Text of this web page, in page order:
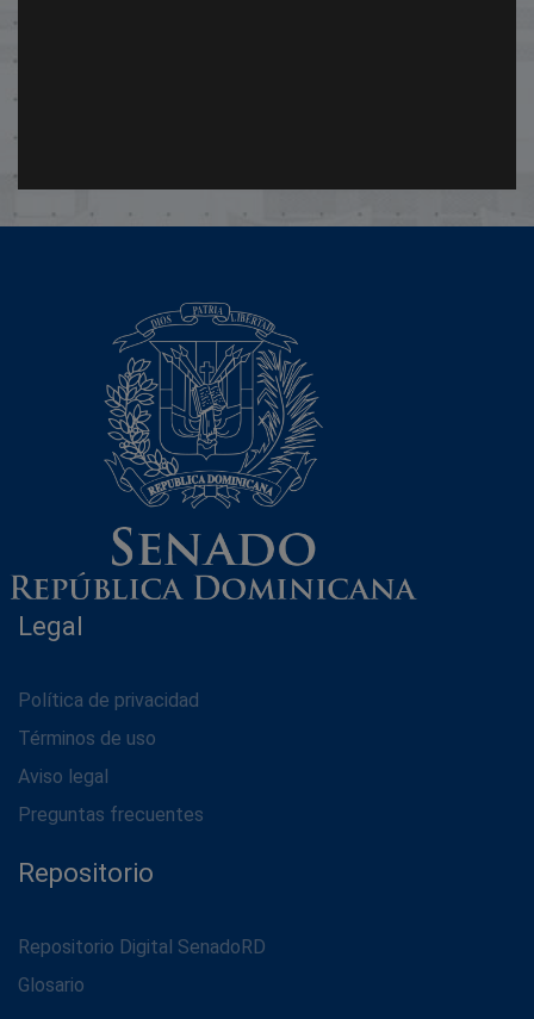
Legal
Política de privacidad
Términos de uso
Aviso legal
Preguntas frecuentes
Repositorio
Repositorio Digital SenadoRD
Glosario